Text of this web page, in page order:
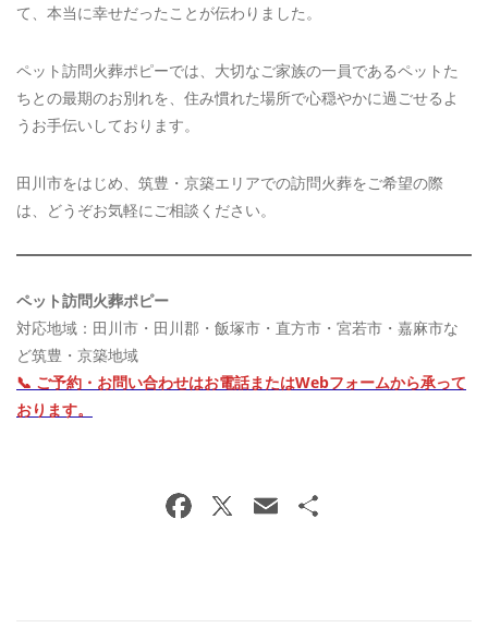
て、本当に幸せだったことが伝わりました。
ペット訪問火葬ポピーでは、大切なご家族の一員であるペットた
ちとの最期のお別れを、住み慣れた場所で心穏やかに過ごせるよ
うお手伝いしております。
田川市をはじめ、筑豊・京築エリアでの訪問火葬をご希望の際
は、どうぞお気軽にご相談ください。
ペット訪問火葬ポピー
対応地域：田川市・田川郡・飯塚市・直方市・宮若市・嘉麻市な
ど筑豊・京築地域
📞 ご予約・お問い合わせはお電話またはWebフォームから承って
おります。